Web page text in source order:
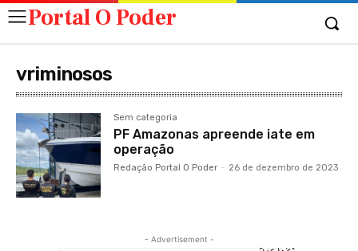
Portal O Poder
vriminosos
Sem categoria
PF Amazonas apreende iate em
operação
Redação Portal O Poder - 26 de dezembro de 2023
- Advertisement -